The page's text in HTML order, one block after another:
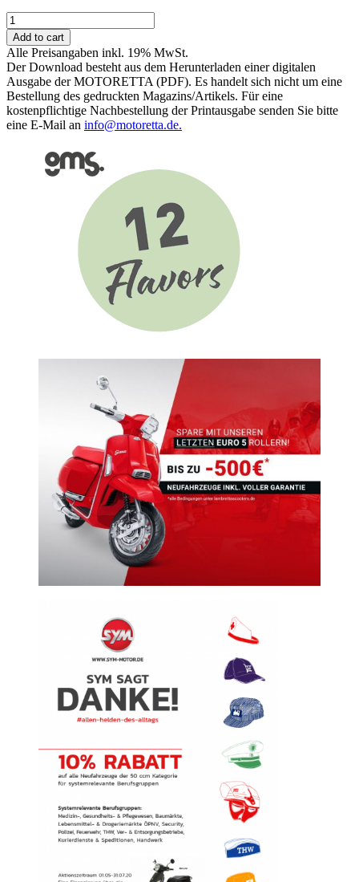
Fahrspaß
in
allen
Klassen
&
Leser-
Test-
Aktion
quantity
Add to cart
Alle Preisangaben inkl. 19% MwSt.
Der Download besteht aus dem Herunterladen einer digitalen
Ausgabe der MOTORETTA (PDF). Es handelt sich nicht um eine
Bestellung des gedruckten Magazins/Artikels. Für eine
kostenpflichtige Nachbestellung der Printausgabe senden Sie bitte
eine E-Mail an info@motoretta.de.